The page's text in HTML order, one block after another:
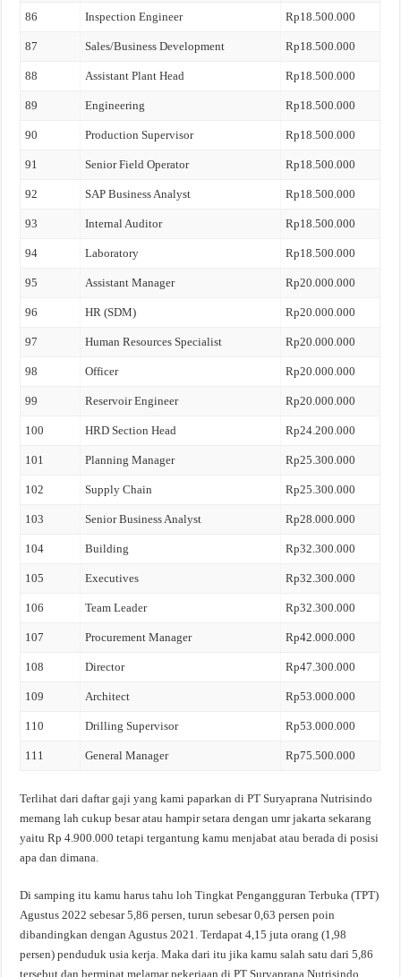
86 Inspection Engineer Rp18.500.000
87 Sales/Business Development Rp18.500.000
88 Assistant Plant Head Rp18.500.000
89 Engineering Rp18.500.000
90 Production Supervisor Rp18.500.000
91 Senior Field Operator Rp18.500.000
92 SAP Business Analyst Rp18.500.000
93 Internal Auditor Rp18.500.000
94 Laboratory Rp18.500.000
95 Assistant Manager Rp20.000.000
96 HR (SDM) Rp20.000.000
97 Human Resources Specialist Rp20.000.000
98 Officer Rp20.000.000
99 Reservoir Engineer Rp20.000.000
100 HRD Section Head Rp24.200.000
101 Planning Manager Rp25.300.000
102 Supply Chain Rp25.300.000
103 Senior Business Analyst Rp28.000.000
104 Building Rp32.300.000
105 Executives Rp32.300.000
106 Team Leader Rp32.300.000
107 Procurement Manager Rp42.000.000
108 Director Rp47.300.000
109 Architect Rp53.000.000
110 Drilling Supervisor Rp53.000.000
111 General Manager Rp75.500.000
Terlihat dari daftar gaji yang kami paparkan di PT Suryaprana Nutrisindo
memang lah cukup besar atau hampir setara dengan umr jakarta sekarang
yaitu Rp 4.900.000 tetapi tergantung kamu menjabat atau berada di posisi
apa dan dimana.
Di samping itu kamu harus tahu loh Tingkat Pengangguran Terbuka (TPT)
Agustus 2022 sebesar 5,86 persen, turun sebesar 0,63 persen poin
dibandingkan dengan Agustus 2021. Terdapat 4,15 juta orang (1,98
persen) penduduk usia kerja. Maka dari itu jika kamu salah satu dari 5,86
tersebut dan berminat melamar pekerjaan di PT Suryaprana Nutrisindo